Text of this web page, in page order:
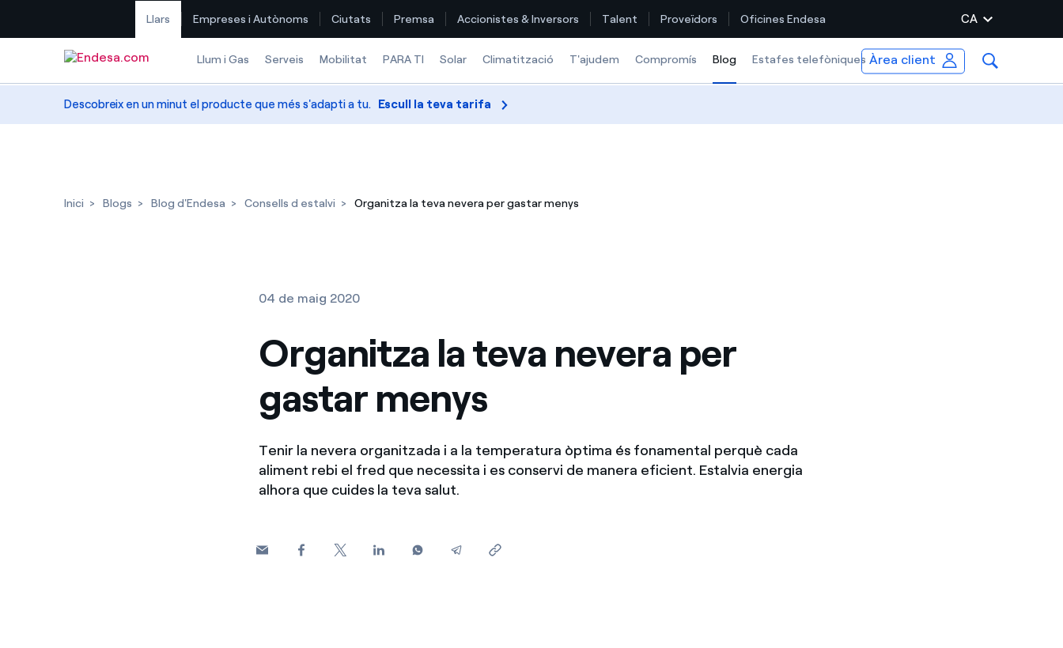
Llars Empreses i Autònoms Ciutats Premsa Accionistes & Inversors Talent Proveïdors Oficines Endesa CA
Llum i Gas Serveis Mobilitat PARA TI Solar Climatització T'ajudem Compromís Blog Selected item
Estafes telefòniques Àrea client
Com canviar el titular del contracte?
Ofertes per a autònoms i Pymes
Gestiones diverses comunitats de propietaris?
Descobreix en un minut el producte que més s'adapti a tu. Escull la teva tarifa
Inici Blogs Blog d'Endesa Consells d estalvi Organitza la teva nevera per gastar menys
04 de maig 2020
Organitza la teva nevera per
gastar menys
Tenir la nevera organitzada i a la temperatura òptima és fonamental perquè cada
aliment rebi el fred que necessita i es conservi de manera eficient. Estalvia energia
alhora que cuides la teva salut.